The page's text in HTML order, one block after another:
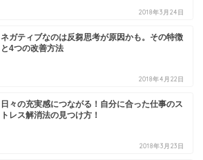
2018年3月24日
ネガティブなのは反芻思考が原因かも。その特徴
と4つの改善方法
2018年4月22日
日々の充実感につながる！自分に合った仕事のス
トレス解消法の見つけ方！
2018年3月23日